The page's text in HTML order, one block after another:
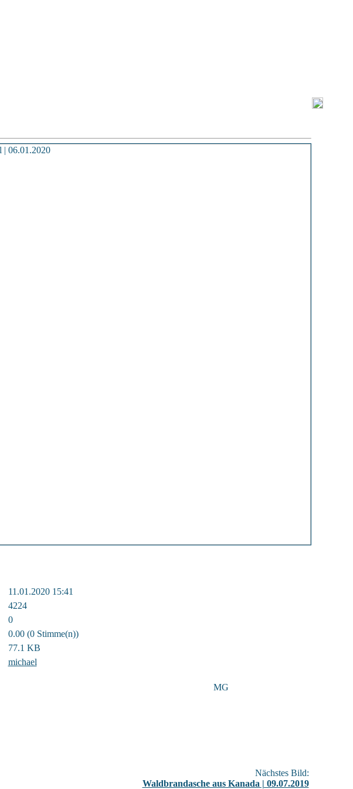
11.01.2020 15:41
4224
0
0.00 (0 Stimme(n))
77.1 KB
michael
MG
Nächstes Bild:
Waldbrandasche aus Kanada | 09.07.2019